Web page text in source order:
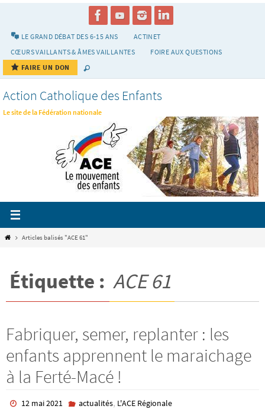
LE GRAND DÉBAT DES 6-15 ANS
ACTINET
CŒURS VAILLANTS & ÂMES VAILLANTES
FOIRE AUX QUESTIONS
FAIRE UN DON
Action Catholique des Enfants
Le site de la Fédération nationale
HomeArticles balisés "ACE 61"
Étiquette : ACE 61
Fabriquer, semer, replanter : les
enfants apprennent le maraichage
à la Ferté-Macé !
12 mai 2021 actualités, L'ACE Régionale